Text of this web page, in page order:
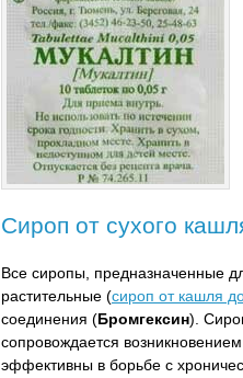
Сироп от сухого
Все сиропы, предназначенные
растительные (сироп от кашля
соединения (Бромгексин).
сопровождается
эффективны в борьбе с